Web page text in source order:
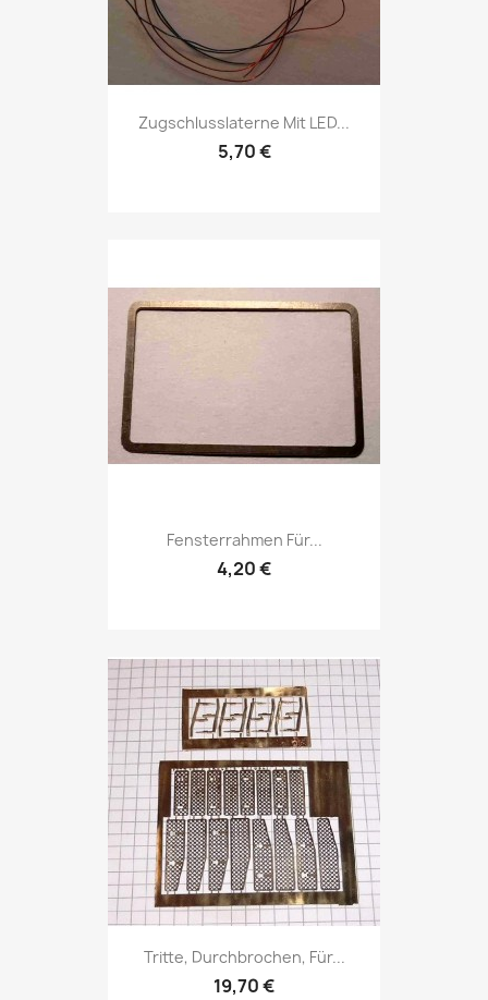
Zugschlusslaterne Mit LED...
5,70 €
Fensterrahmen Für...
4,20 €
Tritte, Durchbrochen, Für...
19,70 €